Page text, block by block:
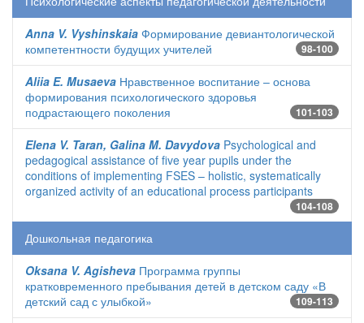
Anna V. Vyshinskaia Формирование девиантологической
компетентности будущих учителей
98-100
Aliia E. Musaeva Нравственное воспитание – основа
формирования психологического здоровья
подрастающего поколения
101-103
Elena V. Taran, Galina M. Davydova Psychological and
pedagogical assistance of five year pupils under the
conditions of implementing FSES – holistic, systematically
organized activity of an educational process participants
104-108
Дошкольная педагогика
Oksana V. Agisheva Программа группы
кратковременного пребывания детей в детском саду «В
детский сад с улыбкой»
109-113